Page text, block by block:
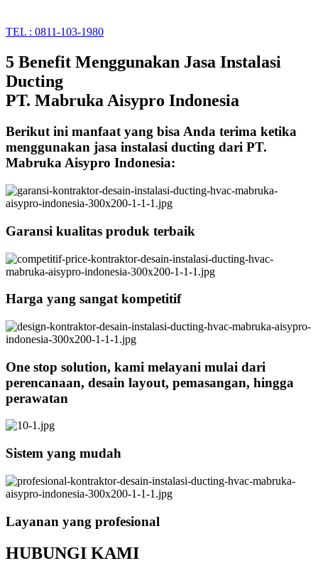
TEL : 0811-103-1980
5 Benefit Menggunakan Jasa Instalasi
Ducting
PT. Mabruka Aisypro Indonesia
Berikut ini manfaat yang bisa Anda terima ketika
menggunakan jasa instalasi ducting dari PT.
Mabruka Aisypro Indonesia:
Garansi kualitas produk terbaik
Harga yang sangat kompetitif
One stop solution, kami melayani mulai dari
perencanaan, desain layout, pemasangan, hingga
perawatan
Sistem yang mudah
Layanan yang profesional
HUBUNGI KAMI